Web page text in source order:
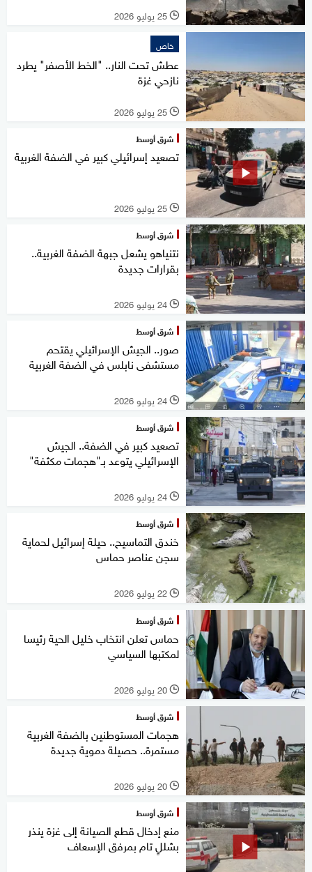
l 25 يوليو 2026
خاص
عطش تحت النار.. "الخط الأصفر" يطرد
نازحي غزة
l 25 يوليو 2026
شرق أوسط
تصعيد إسرائيلي كبير في الضفة الغربية
l 25 يوليو 2026
شرق أوسط
نتنياهو يشعل جبهة الضفة الغربية..
بقرارات جديدة
l 24 يوليو 2026
شرق أوسط
صور.. الجيش الإسرائيلي يقتحم
مستشفى نابلس في الضفة الغربية
l 24 يوليو 2026
شرق أوسط
تصعيد كبير في الضفة.. الجيش
الإسرائيلي يتوعد بـ"هجمات مكثفة"
l 24 يوليو 2026
شرق أوسط
خندق التماسيح.. حيلة إسرائيل لحماية
سجن عناصر حماس
l 22 يوليو 2026
شرق أوسط
حماس تعلن انتخاب خليل الحية رئيسا
لمكتبها السياسي
l 20 يوليو 2026
شرق أوسط
هجمات المستوطنين بالضفة الغربية
مستمرة.. حصيلة دموية جديدة
l 20 يوليو 2026
شرق أوسط
منع إدخال قطع الصيانة إلى غزة ينذر
بشللٍ تام بمرفق الإسعاف